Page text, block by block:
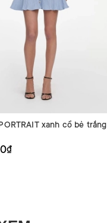
xanh cổ bẻ trắng